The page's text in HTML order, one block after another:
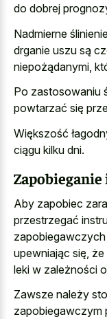
do dobrej
Nadmierne
drganie uszu są
niepożądanymi,
Po zastosowaniu
powtarzać się
Większość
ciągu kilku dni.
Aby zapobiec
przestrzegać
zapobiegawczych
upewniając się,
leki w zależności
Zawsze należy
zapobiegawczym